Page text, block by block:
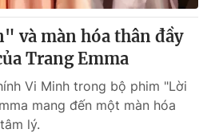
và màn hóa thân đầy
Trang Emma
Vi Minh trong bộ phim "Lời
mang đến một màn hóa
lý.